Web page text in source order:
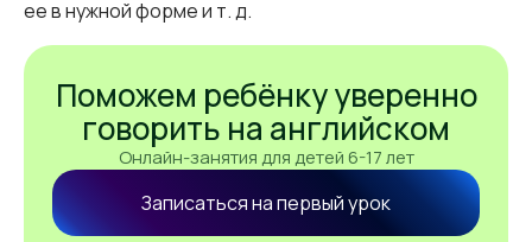
ее в нужной форме и т. д.
Поможем ребёнку уверенно
говорить на английском
Онлайн-занятия для детей 6-17 лет
Записаться на первый урок